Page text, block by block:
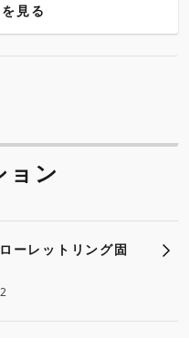
見る
ョン
ーレットリング固